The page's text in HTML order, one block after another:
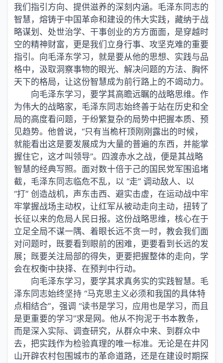
我们指引方向、提供滋养的深刻内涵。毛泽东同志的
智慧，熔铸于中国革命和建设的伟大实践，藏纳于战
略谋划、处世治学、干事创业的方方面面，是穿越时
空的精神财富，更是我们立身行事、攻坚克难的重要
指引。向毛泽东学习，就是要从他的思想、实践与品
格中，汲取洞察事物的眼光、解决问题的方法、胸怀
天下的格局，让这份智慧成为前行路上的不竭动力。
向毛泽东学习，要学其高瞻远瞩的战略思维。作
为伟大的战略家，毛泽东同志始终善于站在历史和全
局的高度看问题，于纷繁复杂的局势中把握本质、预
见趋势。他曾说，“只有当桅杆顶刚刚露出的时候，
就能看出这是要发展成为大量的普遍的东西，并能掌
握住它，这才叫领导”。四渡赤水之战，便是其战略
智慧的经典写照。面对数十倍于己的国民党军围追堵
截，毛泽东同志临危不乱，以 “走” 调动敌人、以
“打” 创造战机，声东击西、避实击虚，在运动战中牢
牢掌握战场主动权，让红军从被动走向主动，扭转了
长征以来的危局人民日报。这份战略思维，核心在于
立足全局不谋一隅、着眼长远不贪一时，教会我们面
对问题时，既要看到眼前的困难，更要看到长远的发
展；既要关注局部的得失，更要把握整体的走向，学
会在权衡中抉择、在预判中行动。
向毛泽东学习，要学其求真务实的实践智慧。毛
泽东同志始终坚持 “马克思主义必须和我国的具体特
点相结合”，强调 “读书是学习，应用也是学习，而且
是更重要的学习”求是网。他从不拘泥于书本教条，
而是深入实际、调查研究，从群众中来、到群众中
去，把实践作为检验真理的唯一标准。无论是在井冈
山开辟农村包围城市的革命道路，还是在建设时期探